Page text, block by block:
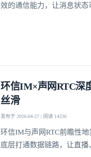
效的通信能力，让消息状态
环信IM×声网RTC深
丝滑
发布于 2026-04-27 | 阅读 14236
环信IM与声网RTC前瞻性
底层打通数据链路，让直播
不了，谢谢